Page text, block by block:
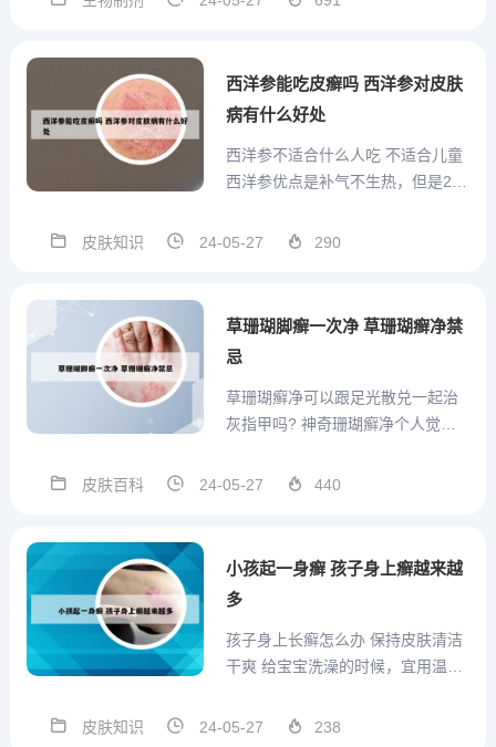
客应自觉接受、配合铁路部门在车
发...
西洋参能吃皮癣吗 西洋参对皮肤
病有什么好处
西洋参不适合什么人吃 不适合儿童
西洋参优点是补气不生热，但是2岁
善，吃西洋参只会给肠胃造成负
热者，怕冷，属体质虚寒，体内有
阳...
皮肤知识 24-05-27 290
草珊瑚脚癣一次净 草珊瑚癣净禁
忌
草珊瑚癣净可以跟足光散兑一起治
灰指甲吗? 神奇珊瑚癣净个人觉得
手脚的话都是有一些刺激皮肤的影
是国内最早上市，口碑一直很好，
皮肤百科 24-05-27 440
小孩起一身癣 孩子身上癣越来越
多
孩子身上长癣怎么办 保持皮肤清洁
干爽 给宝宝洗澡的时候，宜用温水
身体。患有间擦疹的宝宝，要特别
皮肤知识 24-05-27 238